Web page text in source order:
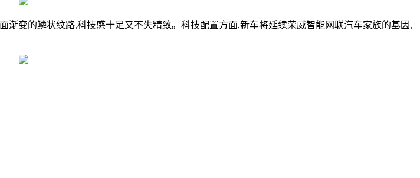
变的鳞状纹路,科技感十足又不失精致。科技配置方面,新车将延续荣威智能网联汽车家族的基因,